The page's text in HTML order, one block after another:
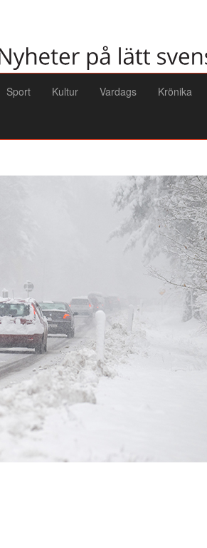
Sport Kultur Vardags Krönika